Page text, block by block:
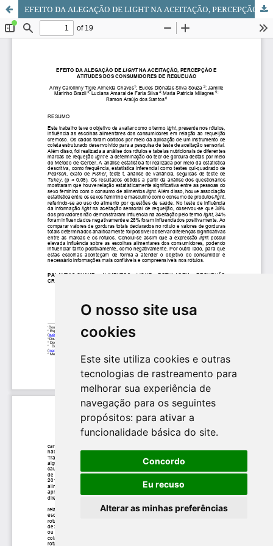
O nosso site usa
cookies
Este site utiliza cookies e outras
tecnologias de rastreamento para
melhorar sua experiência de
navegação para os seguintes
propósitos: para ativar a
funcionalidade básica do site.
Concordo
Eu recuso
Alterar as minhas preferências
EFEITO DA ALEGAÇÃO DE LIGHT NA ACEITAÇÃO, PERCEPÇÃO E ATITUDES DOS CONSUMIDORES DE REQUEIJÃO